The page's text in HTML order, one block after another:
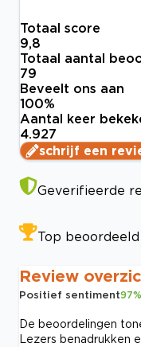
Totaal score
9,8
Totaal aantal
79
Beveelt ons aan
100%
Aantal keer
4.927
schrijf een
Geverifieerde
Top beoordeeld
Review
Positief sentiment97%
De beoordelingen
Lezers benadrukken